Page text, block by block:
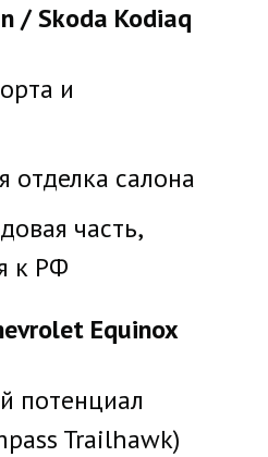
/ Skoda Kodiaq
и
отделка салона
часть,
к РФ
Equinox
потенциал
Trailhawk)